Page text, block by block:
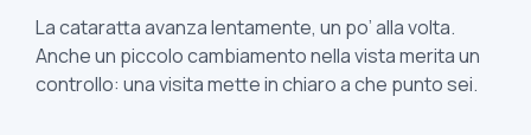
La cataratta avanza lentamente, un po’ alla volta.
Anche un piccolo cambiamento nella vista merita un
controllo: una visita mette in chiaro a che punto sei.